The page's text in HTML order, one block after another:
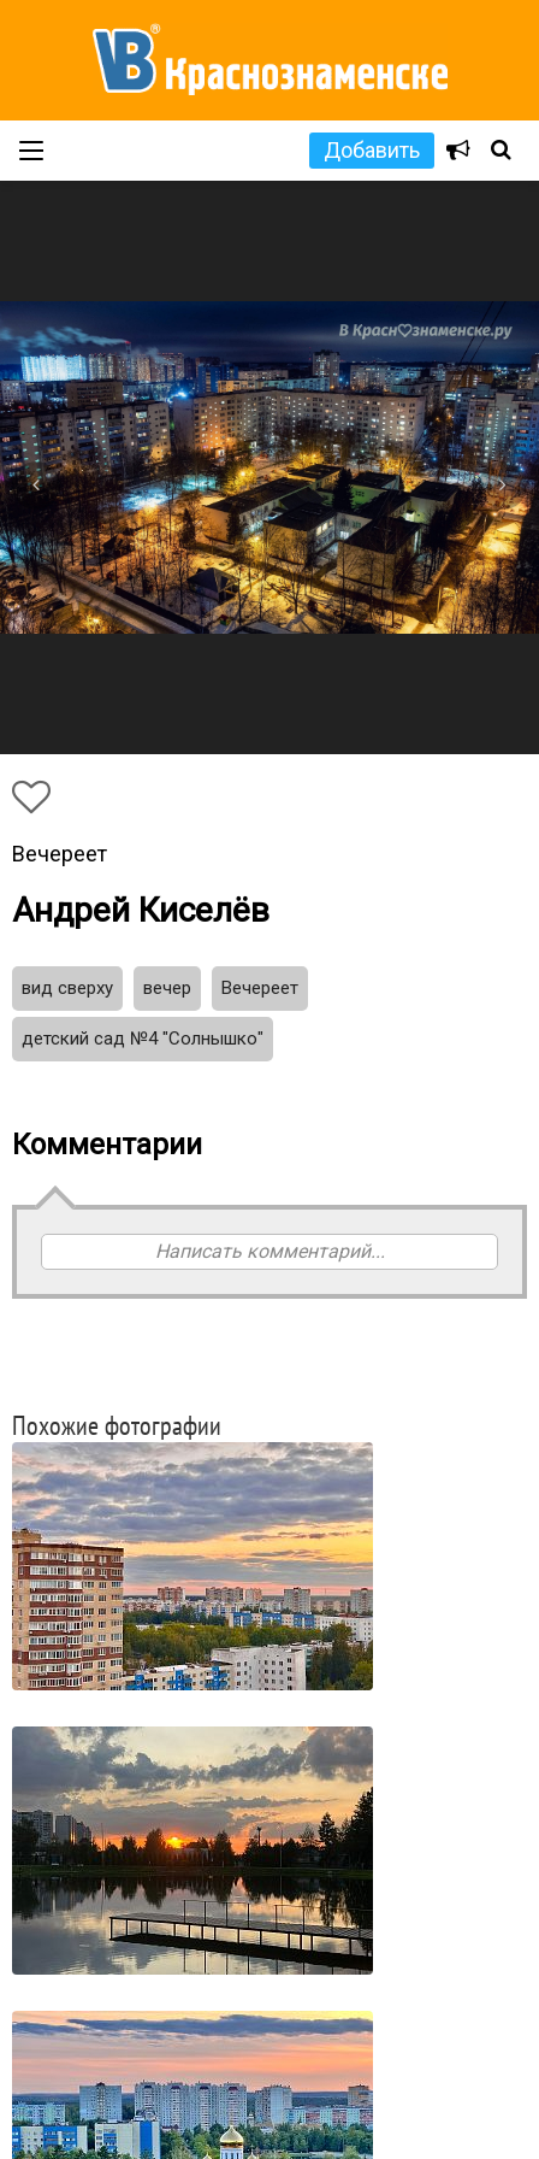
Добавить
Вечереет
Андрей Киселёв
вид сверху вечер Вечереет
детский сад №4 "Солнышко"
Комментарии
Написать комментарий...
Похожие фотографии